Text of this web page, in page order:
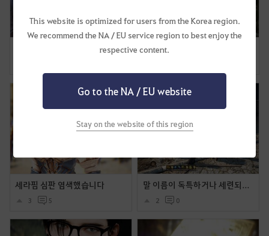
This website is optimized for users from the Korea region.
We recommend the NA / EU service region to best enjoy the
respective content.
Go to the NA / EU website
Stay on the website of this region
세라핌 심판 염색했습니다
3 5
말 이름이 독특하거나 세련되거나 (내 말들의 이름을 소개합니다.
2 0